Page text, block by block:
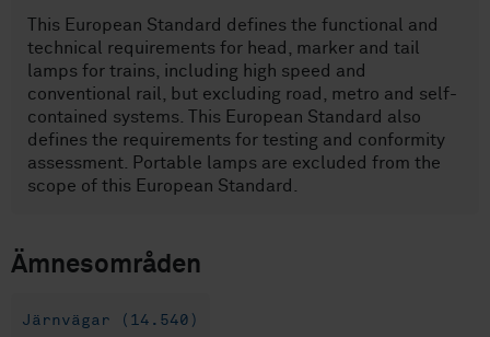
This European Standard defines the functional and
technical requirements for head, marker and tail
lamps for trains, including high speed and
conventional rail, but excluding road, metro and self-
contained systems. This European Standard also
defines the requirements for testing and conformity
assessment. Portable lamps are excluded from the
scope of this European Standard.
Ämnesområden
Järnvägar (14.540)